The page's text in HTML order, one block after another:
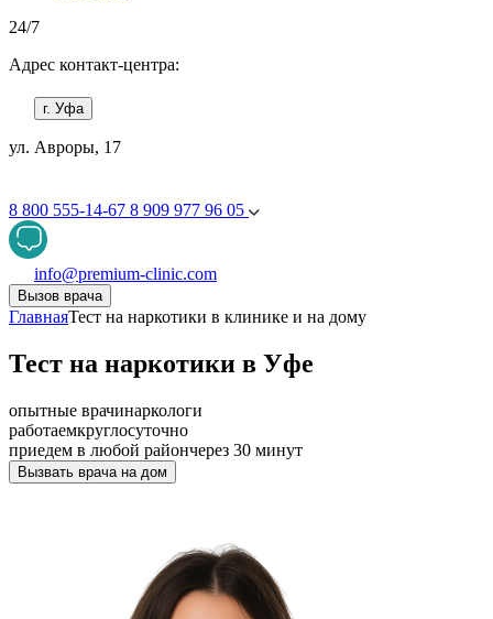
24/7
Адрес контакт-центра:
г. Уфа
ул. Авроры, 17
8 800 555-14-67 8 909 977 96 05
info@premium-clinic.com
Вызов врача
ГлавнаяТест на наркотики в клинике и на дому
Тест на наркотики в Уфе
опытные врачинаркологи
работаемкруглосуточно
приедем в любой райончерез 30 минут
Вызвать врача на дом